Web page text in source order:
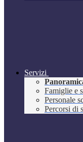
Servizi
Famiglie e
Personale
Percorsi di